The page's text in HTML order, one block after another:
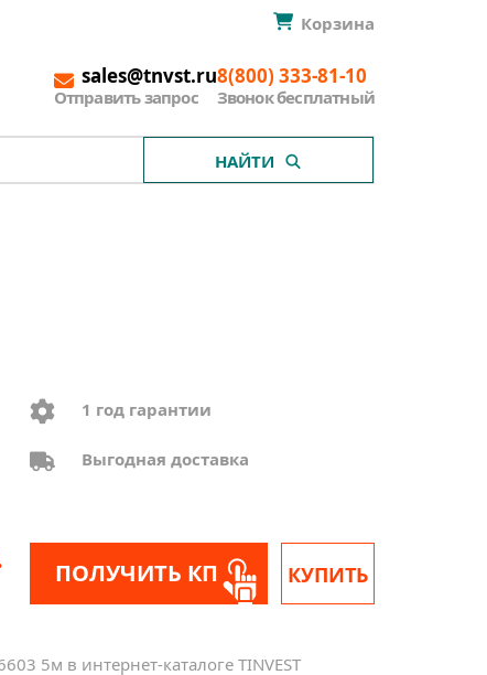
Корзина
sales@tnvst.ru
Отправить запрос
8(800) 333-81-10
Звонок бесплатный
НАЙТИ
1 год гарантии
Выгодная доставка
ПОЛУЧИТЬ КП КУПИТЬ
5м в интернет-каталоге TINVEST